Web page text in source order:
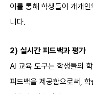
이를 통해 학생들이 개개
니다.
2) 실시간 피드백과 평가
AI 교육 도구는 학생들의
피드백을 제공함으로써,